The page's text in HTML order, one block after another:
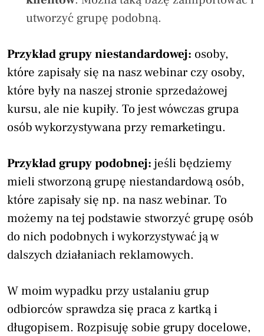
utworzyć grupę podobną.
Przykład grupy niestandardowej: osoby,
które zapisały się na nasz webinar czy osoby,
które były na naszej stronie sprzedażowej
kursu, ale nie kupiły. To jest wówczas grupa
osób wykorzystywana przy remarketingu.
Przykład grupy podobnej: jeśli będziemy
mieli stworzoną grupę niestandardową osób,
które zapisały się np. na nasz webinar. To
możemy na tej podstawie stworzyć grupę osób
do nich podobnych i wykorzystywać ją w
dalszych działaniach reklamowych.
W moim wypadku przy ustalaniu grup
odbiorców sprawdza się praca z kartką i
długopisem. Rozpisuję sobie grupy docelowe,